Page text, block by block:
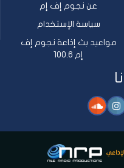
عن نجوم إف إم
سياسة الإستخدام
مواعيد بث إذاعة نجوم إف
إم 100.6